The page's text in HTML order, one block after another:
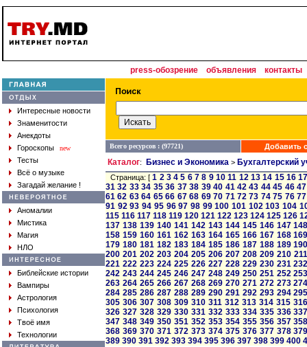
press-обозрение объявления контакты
Интересные новости
Знаменитости
Анекдоты
Гороскопы
new
Тесты
Всё о музыке
Загадай желание !
Аномалии
Мистика
Магия
НЛО
Библейские истории
Вампиры
Астрология
Психология
Твоё имя
Технологии
Всего ресурсов : (97721) Добавить
Каталог: Бизнес и Экономика > Бухгалтерский
Страница: [1 2 3 4 5 6 7 8 9 10 11 12 13 14 15 16
31 32 33 34 35 36 37 38 39 40 41 42 43 44 45 46 47
61 62 63 64 65 66 67 68 69 70 71 72 73 74 75 76 77
91 92 93 94 95 96 97 98 99 100 101 102 103 104
115 116 117 118 119 120 121 122 123 124 125 126
137 138 139 140 141 142 143 144 145 146 147
158 159 160 161 162 163 164 165 166 167 168
179 180 181 182 183 184 185 186 187 188 189
200 201 202 203 204 205 206 207 208 209 210 211
221 222 223 224 225 226 227 228 229 230 231
242 243 244 245 246 247 248 249 250 251 252
263 264 265 266 267 268 269 270 271 272 273
284 285 286 287 288 289 290 291 292 293 294
305 306 307 308 309 310 311 312 313 314 315 316
326 327 328 329 330 331 332 333 334 335 336
347 348 349 350 351 352 353 354 355 356 357
368 369 370 371 372 373 374 375 376 377 378
389 390 391 392 393 394 395 396 397 398 399 400